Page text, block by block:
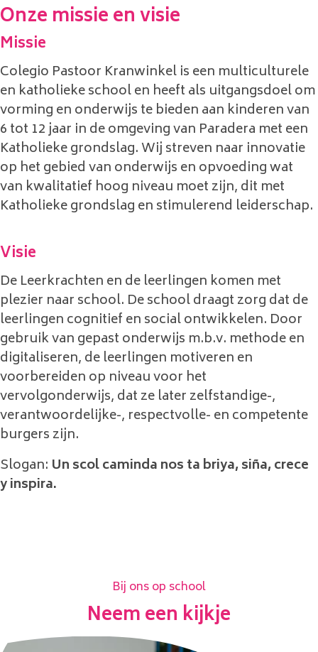
Onze missie en visie
Missie
Colegio Pastoor Kranwinkel is een multiculturele
en katholieke school en heeft als uitgangsdoel om
vorming en onderwijs te bieden aan kinderen van
6 tot 12 jaar in de omgeving van Paradera met een
Katholieke grondslag. Wij streven naar innovatie
op het gebied van onderwijs en opvoeding wat
van kwalitatief hoog niveau moet zijn, dit met
Katholieke grondslag en stimulerend leiderschap.
Visie
De Leerkrachten en de leerlingen komen met
plezier naar school. De school draagt zorg dat de
leerlingen cognitief en social ontwikkelen. Door
gebruik van gepast onderwijs m.b.v. methode en
digitaliseren, de leerlingen motiveren en
voorbereiden op niveau voor het
vervolgonderwijs, dat ze later zelfstandige-,
verantwoordelijke-, respectvolle- en competente
burgers zijn.
Slogan: Un scol caminda nos ta briya, siña, crece
y inspira.
Bij ons op school
Neem een kijkje